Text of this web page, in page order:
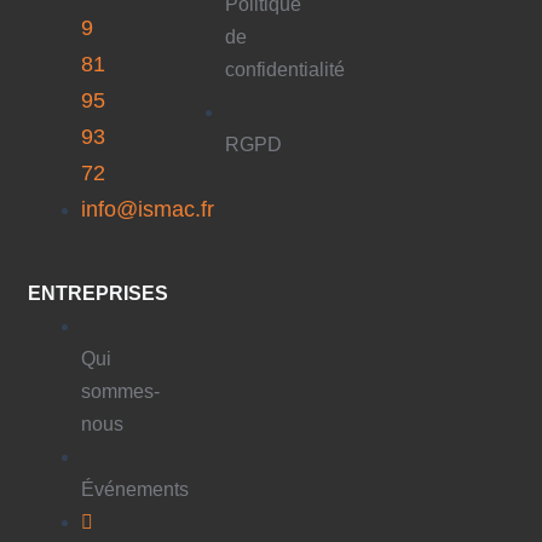
9
81
95
93
72
info@ismac.fr
ENTREPRISES
Qui
sommes-
nous
Événements
Politique
de
confidentialité
RGPD